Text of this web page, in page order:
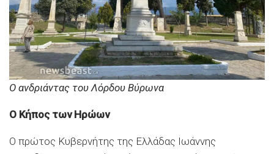
Ο ανδριάντας του Λόρδου Βύρωνα
Ο Κήπος των Ηρώων
Ο πρώτος Κυβερνήτης της Ελλάδας Ιωάννης